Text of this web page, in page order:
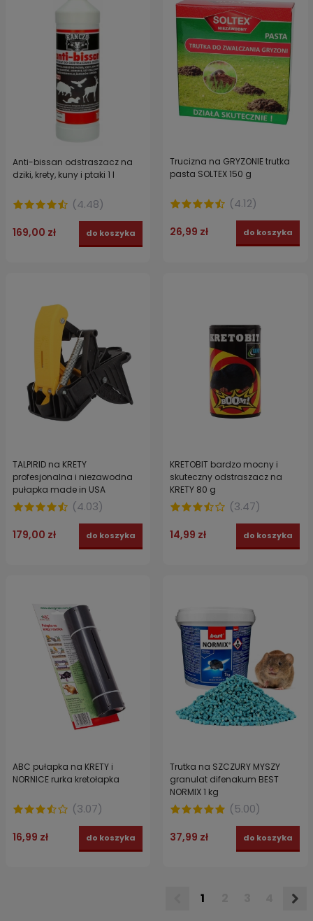
Anti-bissan odstraszacz na
dziki, krety, kuny i ptaki 1 l
(4.48)
169,00 zł do koszyka
Trucizna na GRYZONIE trutka
pasta SOLTEX 150 g
(4.12)
26,99 zł do koszyka
TALPIRID na KRETY
profesjonalna i niezawodna
pułapka made in USA
(4.03)
179,00 zł do koszyka
KRETOBIT bardzo mocny i
skuteczny odstraszacz na
KRETY 80 g
(3.47)
14,99 zł do koszyka
ABC pułapka na KRETY i
NORNICE rurka kretołapka
(3.07)
16,99 zł do koszyka
Trutka na SZCZURY MYSZY
granulat difenakum BEST
NORMIX 1 kg
(5.00)
37,99 zł do koszyka
1